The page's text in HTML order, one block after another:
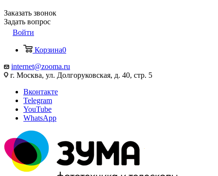
Заказать звонок
Задать вопрос
Войти
Корзина0
internet@zooma.ru
г. Москва, ул. Долгоруковская, д. 40, стр. 5
Вконтакте
Telegram
YouTube
WhatsApp